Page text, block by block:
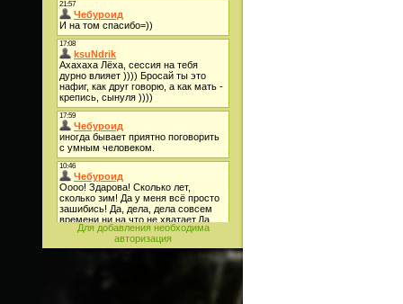
Для добавления необходима
авторизация